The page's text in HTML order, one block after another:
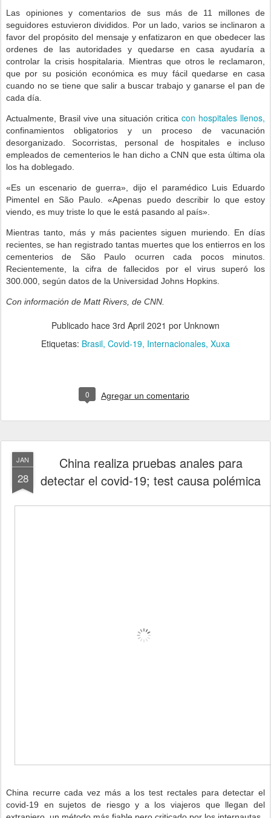
Las opiniones y comentarios de sus más de 11 millones de
seguidores estuvieron divididos. Por un lado, varios se inclinaron a
favor del propósito del mensaje y enfatizaron en que obedecer las
ordenes de las autoridades y quedarse en casa ayudaría a
controlar la crisis hospitalaria. Mientras que otros le reclamaron,
que por su posición económica es muy fácil quedarse en casa
cuando no se tiene que salir a buscar trabajo y ganarse el pan de
cada día.
Actualmente, Brasil vive una situación critica con hospitales llenos,
confinamientos obligatorios y un proceso de vacunación
desorganizado. Socorristas, personal de hospitales e incluso
empleados de cementerios le han dicho a CNN que esta última ola
los ha doblegado.
«Es un escenario de guerra», dijo el paramédico Luis Eduardo
Pimentel en São Paulo. «Apenas puedo describir lo que estoy
viendo, es muy triste lo que le está pasando al país».
Mientras tanto, más y más pacientes siguen muriendo. En días
recientes, se han registrado tantas muertes que los entierros en los
cementerios de São Paulo ocurren cada pocos minutos.
Recientemente, la cifra de fallecidos por el virus superó los
300.000, según datos de la Universidad Johns Hopkins.
Con información de Matt Rivers, de CNN.
Publicado hace 3rd April 2021 por Unknown
Etiquetas: Brasil Covid-19 Internacionales Xuxa
0 Agregar un comentario
JAN
28
China realiza pruebas anales para
detectar el covid-19; test causa polémica
China recurre cada vez más a los test rectales para detectar el
covid-19 en sujetos de riesgo y a los viajeros que llegan del